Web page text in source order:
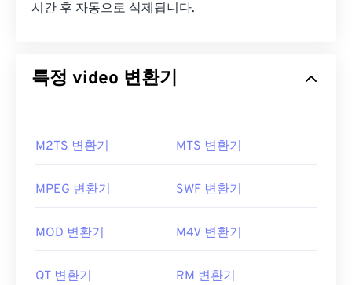
시간 후 자동으로 삭제됩니다.
특정 video 변환기
M2TS 변환기 MTS 변환기
MPEG 변환기 SWF 변환기
MOD 변환기 M4V 변환기
QT 변환기 RM 변환기